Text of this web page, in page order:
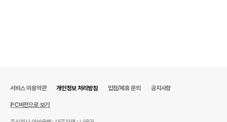
상품 필수 정보
서비스 이용약관 개인정보 처리방침 입점/제휴 문의 공지사항
PC버전으로 보기